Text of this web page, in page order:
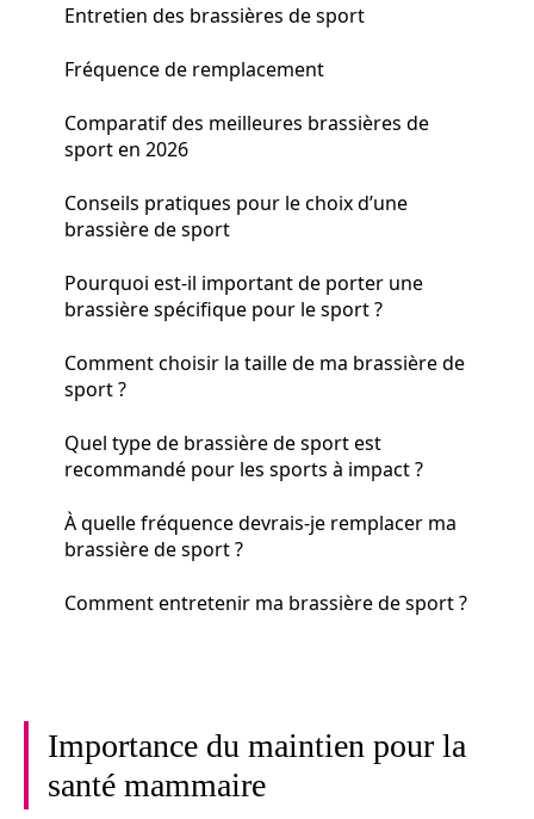
Entretien des brassières de sport
Fréquence de remplacement
Comparatif des meilleures brassières de
sport en 2026
Conseils pratiques pour le choix d’une
brassière de sport
Pourquoi est-il important de porter une
brassière spécifique pour le sport ?
Comment choisir la taille de ma brassière de
sport ?
Quel type de brassière de sport est
recommandé pour les sports à impact ?
À quelle fréquence devrais-je remplacer ma
brassière de sport ?
Comment entretenir ma brassière de sport ?
Importance du maintien pour la
santé mammaire